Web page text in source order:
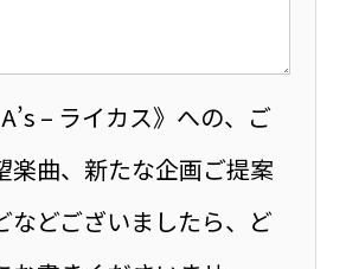
A’s – ライカス》への、ご
楽曲、新たな企画ご提案
などございましたら、ど